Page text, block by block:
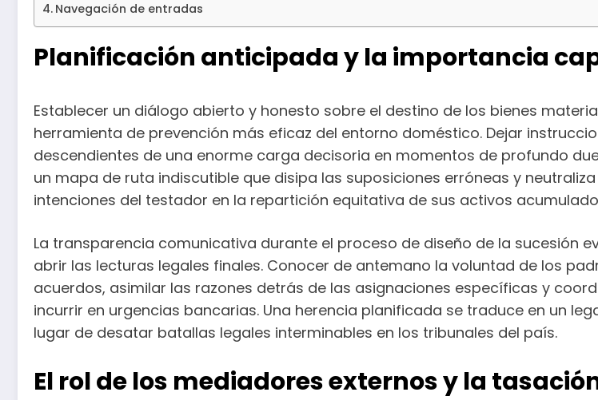
Navegación de entradas
Planificación anticipada y la importancia
Establecer un diálogo abierto y honesto sobre el destino de los bienes
herramienta de prevención más eficaz del entorno doméstico. Dejar
descendientes de una enorme carga decisoria en momentos de profundo
un mapa de ruta indiscutible que disipa las suposiciones erróneas y
intenciones del testador en la repartición equitativa de sus activos
La transparencia comunicativa durante el proceso de diseño de la sucesión
abrir las lecturas legales finales. Conocer de antemano la voluntad de los
acuerdos, asimilar las razones detrás de las asignaciones específicas y
incurrir en urgencias bancarias. Una herencia planificada se traduce en un
lugar de desatar batallas legales interminables en los tribunales del país.
El rol de los mediadores externos y la